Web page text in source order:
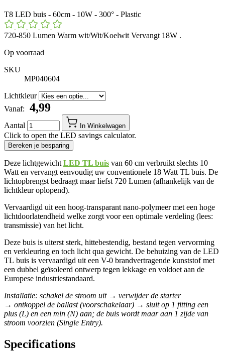
T8 LED buis - 60cm - 10W - 300° - Plastic
720-850 Lumen Warm wit/Wit/Koelwit Vervangt 18W .
Op voorraad
SKU
MP040604
Lichtkleur
Vanaf:
​ 4,99
Aantal In Winkelwagen
Click to open the LED savings calculator.
Bereken je besparing
Deze lichtgewicht LED TL buis van 60 cm verbruikt slechts 10
Watt en vervangt eenvoudig uw conventionele 18 Watt TL buis. De
lichtopbrengst bedraagt maar liefst 720 Lumen (afhankelijk van de
lichtkleur oplopend).
Vervaardigd uit een hoog-transparant nano-polymeer met een hoge
lichtdoorlatendheid welke zorgt voor een optimale verdeling (lees:
transmissie) van het licht.
Deze buis is uiterst sterk, hittebestendig, bestand tegen vervorming
en verkleuring en toch licht qua gewicht. De behuizing van de LED
TL buis is vervaardigd uit een V-0 brandvertragende kunststof met
een dubbel geïsoleerd ontwerp tegen lekkage en voldoet aan de
Europese industriestandaard.
Installatie: schakel de stroom uit → verwijder de starter
→ ontkoppel de ballast (voorschakelaar) → sluit op 1 fitting een
plus (L) en een min (N) aan; de buis wordt maar aan 1 zijde van
stroom voorzien (Single Entry).
Specifications